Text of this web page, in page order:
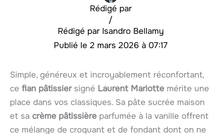
Rédigé par
Isandro Bellamy
/
2 mars 2026 à 07:17
Simple, généreux et incroyablement réconfortant,
ce flan pâtissiersigné Laurent Mariotte mérite une
place dans vos classiques. Sa pâte sucrée maison
et sa crème pâtissière parfumée à la vanille offrent
ce mélange de croquant et de fondant dont on ne